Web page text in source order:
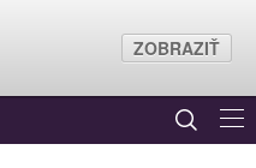
ZOBRAZIŤ